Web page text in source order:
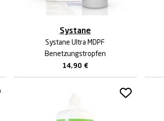
Systane
Systane Ultra MDPF
Benetzungstropfen
14,90 €